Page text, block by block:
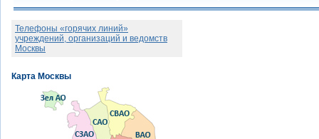
Телефоны «горячих линий»
учреждений, организаций и ведомств
Москвы